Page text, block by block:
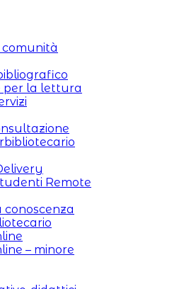
comunità
per la lettura
Remote
conoscenza
– minore